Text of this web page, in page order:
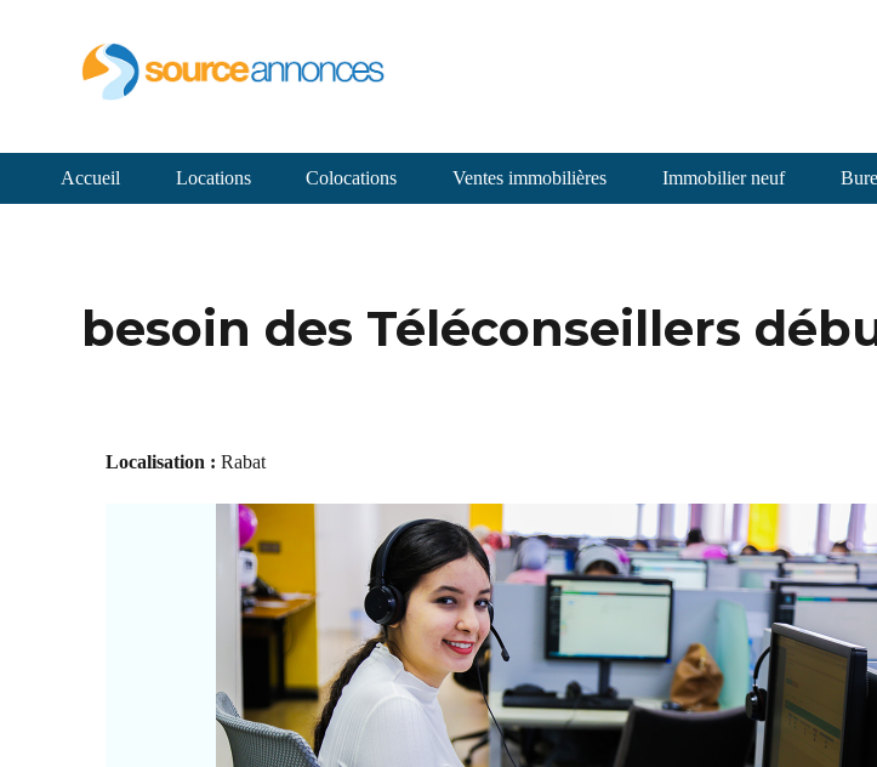
Accueil Locations Colocations Ventes immobilières Immobilier neuf
besoin des Téléconseillers
Localisation : Rabat